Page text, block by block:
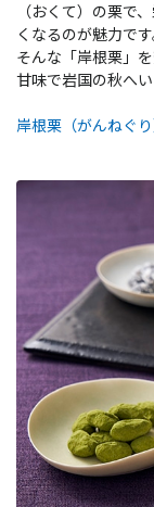
（おくて）の栗で
くなるのが魅力です
そんな「岸根栗」
甘味で岩国の秋へい
岸根栗（がんねぐ